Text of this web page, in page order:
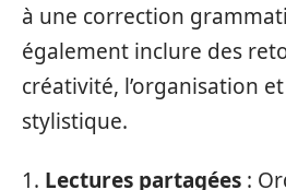
à une correction
également inclure des
créativité, l’organisation
stylistique.
1. Lectures partagées :